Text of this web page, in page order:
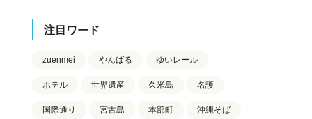
注目ワード
zuenmei やんばる ゆいレール
ホテル 世界遺産 久米島 名護
国際通り 宮古島 本部町 沖縄そば